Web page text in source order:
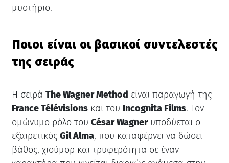
μυστήριο.
Ποιοι είναι οι βασικοί συντελεστές
της σειράς
Η σειρά The Wagner Method είναι παραγωγή της
France Télévisionsκαι του Incognita Films. Τον
ομώνυμο ρόλο του César Wagnerυποδύεται ο
εξαιρετικός Gil Alma, που καταφέρνει να δώσει
βάθος, χιούμορ και τρυφερότητα σε έναν